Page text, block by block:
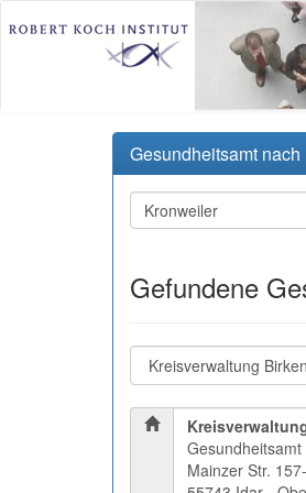
Gesundheitsamt
Gefundene
Gesundheitsamt
Mainzer Str.